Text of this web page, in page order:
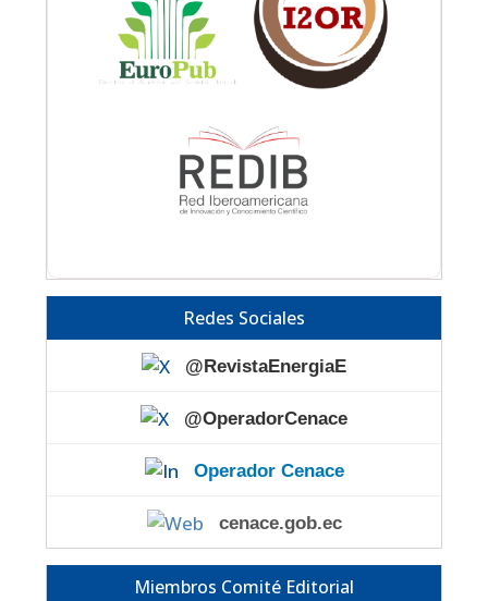
Redes Sociales
@RevistaEnergiaE
@OperadorCenace
Operador Cenace
cenace.gob.ec
Miembros Comité Editorial